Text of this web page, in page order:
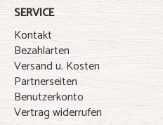
SERVICE
Kontakt
Bezahlarten
Versand u. Kosten
Partnerseiten
Benutzerkonto
Vertrag widerrufen